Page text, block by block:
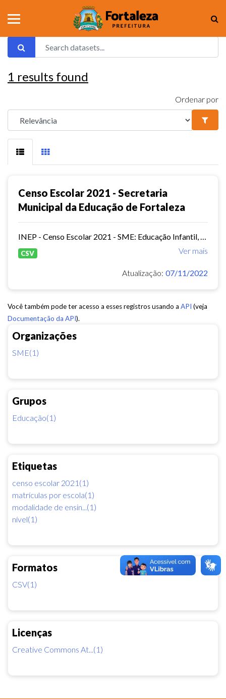
Organizações
SME(1)
Grupos
Educação(1)
Etiquetas
censo escolar 2021(1)
matrículas por escola(1)
modalidade de ensin...(1)
nível(1)
Formatos
CSV(1)
Licenças
Creative Commons At...(1)
1 results found
Ordenar por
Censo Escolar 2021 - Secretaria
Municipal da Educação de Fortaleza
Ver mais
CSV
Atualização: 07/11/2022
Você também pode ter acesso a esses registros usando a API (veja
Documentação da API).